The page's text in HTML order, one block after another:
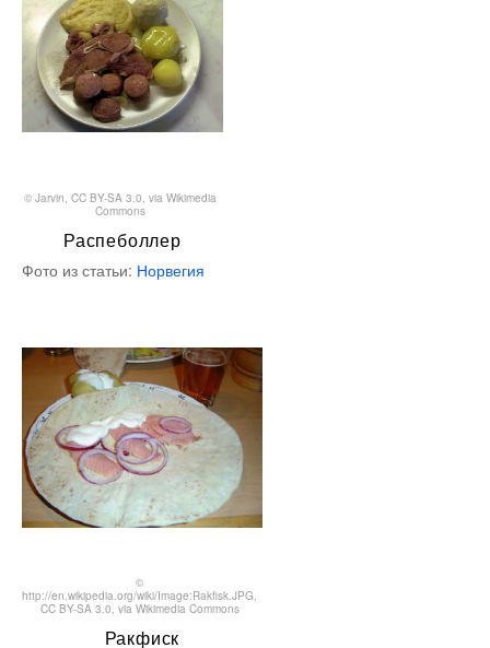
© Jarvin, CC BY-SA 3.0, via Wikimedia
Commons
Распеболлер
Фото из статьи: Норвегия
©
http://en.wikipedia.org/wiki/Image:Rakfisk.JPG,
CC BY-SA 3.0, via Wikimedia Commons
Ракфиск